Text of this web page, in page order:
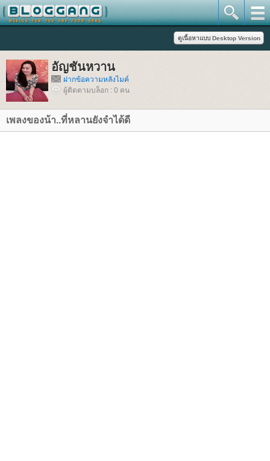
อัญชันหวาน
ฝากข้อความหลังไมค์
ผู้ติดตามบล็อก : 0 คน
เพลงของน้า..ที่หลานยังจำได้ดี